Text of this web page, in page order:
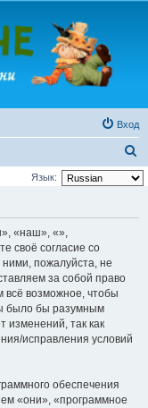
Вход
о
Язык:
«наш», «»,
своё согласие со
пожалуйста, не
за собой право
всё возможное, чтобы
было бы разумным
изменений, так как
исправления условий
обеспечения
«они», «программное